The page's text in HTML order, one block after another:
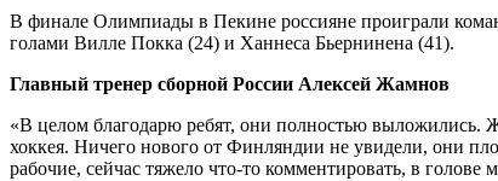
В финале Олимпиады в Пекине россияне проиграли
голами Вилле Покка (24) и Ханнеса Бьернинена (41).
Главный тренер сборной России Алексей Жамнов
«В целом благодарю ребят, они полностью выложились.
хоккея. Ничего нового от Финляндии не увидели, они
рабочие, сейчас тяжело что-то комментировать, в